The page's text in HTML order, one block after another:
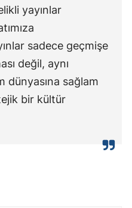
yayınlar
sadece geçmişe
değil, aynı
dünyasına sağlam
bir kültür